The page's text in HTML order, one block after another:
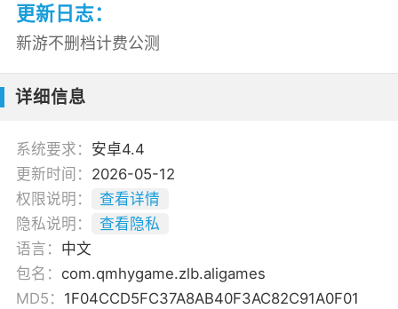
更新日志：
新游不删档计费公测
详细信息
系统要求： 安卓4.4
更新时间： 2026-05-12
权限说明：
查看详情
隐私说明：
查看隐私
语言： 中文
包名： com.qmhygame.zlb.aligames
MD5： 1F04CCD5FC37A8AB40F3AC82C91A0F01